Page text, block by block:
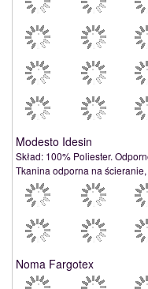
Modesto Idesin
Skład: 100% Poliester.
Tkanina odporna na
Noma Fargotex